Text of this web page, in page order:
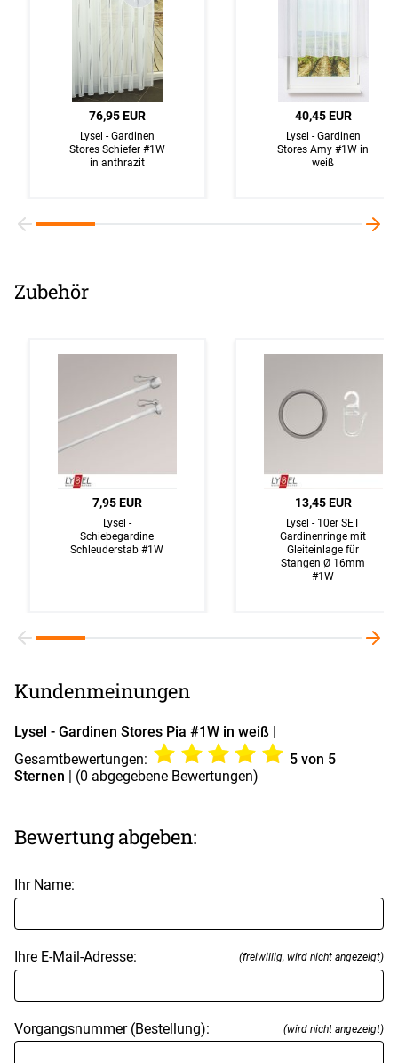
76,95 EUR
Lysel - Gardinen
Stores Schiefer #1W
in anthrazit
40,45 EUR
Lysel - Gardinen
Stores Amy #1W in
weiß
Zubehör
7,95 EUR
Lysel -
Schiebegardine
Schleuderstab #1W
13,45 EUR
Lysel - 10er SET
Gardinenringe mit
Gleiteinlage für
Stangen Ø 16mm
#1W
Kundenmeinungen
Lysel - Gardinen Stores Pia #1W in weiß
Gesamtbewertungen:
5von 5
Sternen
| (0 abgegebene Bewertungen)
Bewertung abgeben:
Ihr Name:
Ihre E-Mail-Adresse: (freiwillig, wird nicht angezeigt)
Vorgangsnummer (Bestellung): (wird nicht angezeigt)